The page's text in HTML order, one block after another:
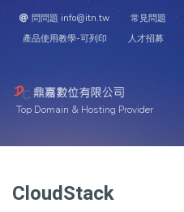
問問題 info@itn.tw 常見問題
產品使用教學-可列印
人才招募
Top Domain & Hosting Provider
CloudStack